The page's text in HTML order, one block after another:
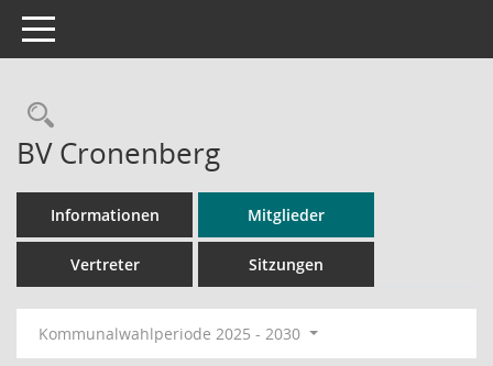
Toggle navigation
Rechercheauswahl
BV Cronenberg
Informationen Mitglieder
Vertreter Sitzungen
Kommunalwahlperiode 2025 - 2030